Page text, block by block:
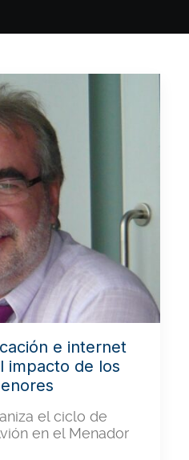
e internet
impacto de los
el ciclo de
en el Menador